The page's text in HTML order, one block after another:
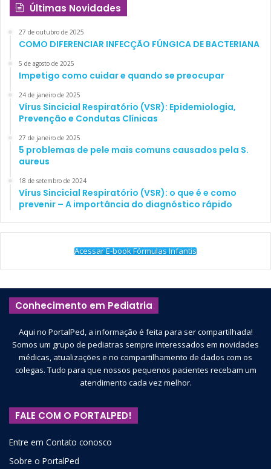
Últimas Novidades
27 de outubro de 2025
COMO DIFERENCIAR INFECÇÃO FÚNGICA DE BACTERIANA
5 de agosto de 2025
Impetigo como cuidar e quando se preocupar
24 de janeiro de 2025
Vírus Sincicial Respiratório (VSR): Epidemiologia,
Prevenção e Condutas Clínicas
27 de janeiro de 2025
5 problemas de pele mais comuns causados pela S.
aureus
18 de setembro de 2024
Vírus Sincicial Respiratório (VSR): o que é e como
prevenir – A importância do diagnóstico rápido
Acessar E-book Fórmulas Infantis
Conhecimento em Pediatria
Aqui no PortalPed, a informação é feita para ser compartilhada!
Somos um grupo de pediatras sempre interessados em novidades
médicas, atualizações e no compartilhamento de dados com os
colegas. Tudo para que nossos pequenos pacientes recebam um
atendimento cada vez melhor.
FALE COM O PORTALPED!
Entre em Contato conosco
Sobre o PortalPed